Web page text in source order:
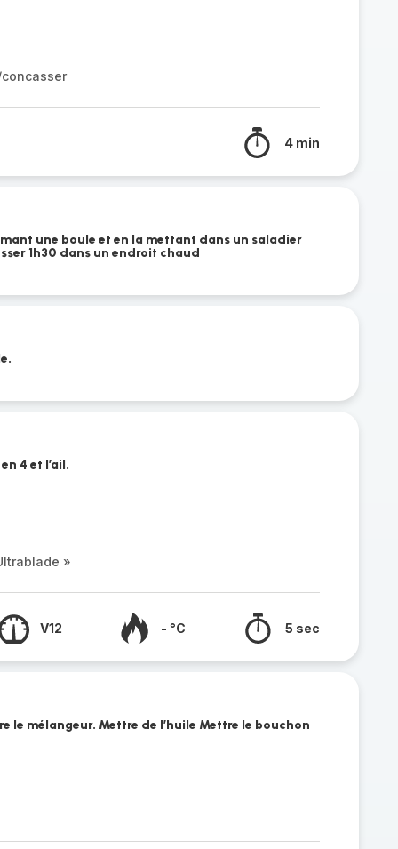
4 min
une boule et en la mettant dans un saladier
1h30 dans un endroit chaud
4 et l’ail.
»
V12 - °C 5 sec
le mélangeur. Mettre de l’huile Mettre le bouchon